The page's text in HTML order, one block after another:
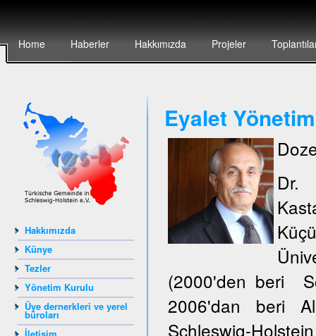
Home Haberler Hakkımızda Projeler
Hakkımızda
Künye
Tezler
Yönetim Kurulu
Üye dernerkleri ve yerel
büroları
Eyalet
Dr.
(2000'den beri
2006'dan beri
Schleswig-